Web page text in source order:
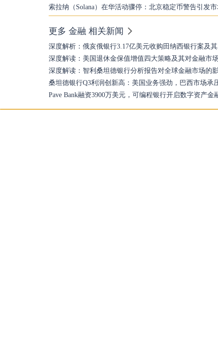
索拉纳（Solana）在华活动骤停：北京稳定币警告引发
更多 金融 相关新闻
深度解析：俄亥俄银行3.17亿美元收购田纳西银行案及
深度解读：美国退休金保值增值四大策略及其对金融市
深度解读：智利桑坦德银行分析报告对全球金融市场的
桑坦德银行Q3利润创新高：美国业务强劲，巴西市场承
Pave Bank融资3900万美元，可编程银行开启数字资产金